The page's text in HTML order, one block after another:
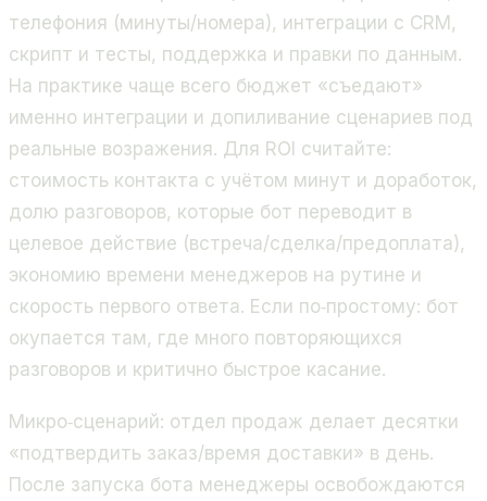
телефония (минуты/номера), интеграции с CRM,
скрипт и тесты, поддержка и правки по данным.
На практике чаще всего бюджет «съедают»
именно интеграции и допиливание сценариев под
реальные возражения. Для ROI считайте:
стоимость контакта с учётом минут и доработок,
долю разговоров, которые бот переводит в
целевое действие (встреча/сделка/предоплата),
экономию времени менеджеров на рутине и
скорость первого ответа. Если по‑простому: бот
окупается там, где много повторяющихся
разговоров и критично быстрое касание.
Микро‑сценарий: отдел продаж делает десятки
«подтвердить заказ/время доставки» в день.
После запуска бота менеджеры освобождаются